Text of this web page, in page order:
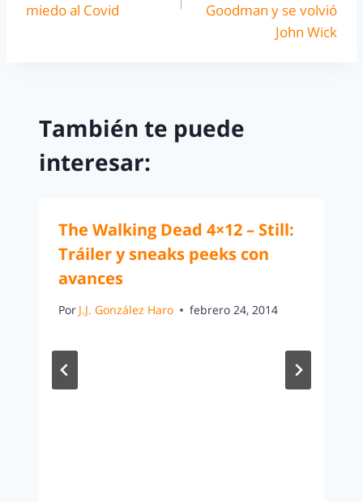
miedo al Covid
Goodman y se volvió
John Wick
También te puede
interesar:
The Walking Dead 4×12 – Still:
Tráiler y sneaks peeks con
avances
Por J.J. González Haro febrero 24, 2014